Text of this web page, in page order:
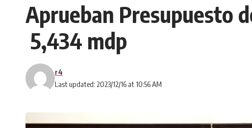
Aprueban Presupuesto
5,434 mdp
Last updated: 2023/12/16 at 10:56 AM
r4